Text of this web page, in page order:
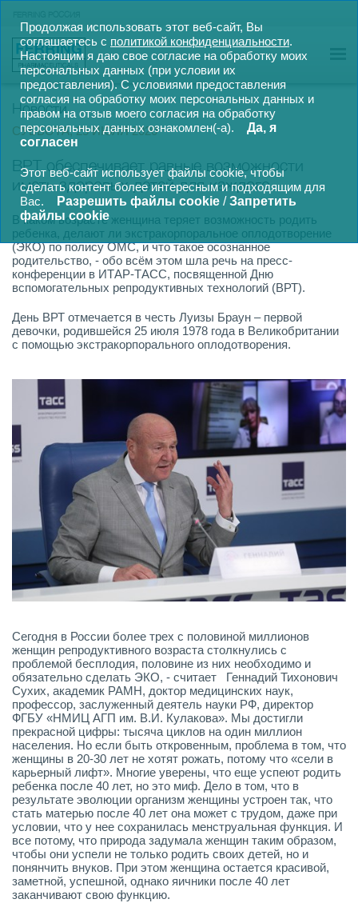
Продолжая использовать этот веб-сайт, Вы
соглашаетесь с политикой конфиденциальности.
Настоящим я даю свое согласие на обработку моих
персональных данных (при условии их
предоставления). С условиями предоставления
согласия на обработку моих персональных данных и
правом на отзыв моего согласия на обработку
персональных данных ознакомлен(-а).
Да, я
согласен
Этот веб-сайт использует файлы cookie, чтобы
сделать контент более интересным и подходящим для
Вас.
Разрешить файлы cookie /Запретить
файлы cookie
Новости
СУББОТА, 25 ИЮЛЯ 2020
ВРТ обеспечивает равные возможности
иметь здоровых детей для каждого
В каком возрасте женщина теряет возможность родить
ребенка, делают ли экстракорпоральное оплодотворение
(ЭКО) по полису ОМС, и что такое осознанное
родительство, - обо всём этом шла речь на пресс-
конференции в ИТАР-ТАСС, посвященной Дню
вспомогательных репродуктивных технологий (ВРТ).
День ВРТ отмечается в честь Луизы Браун – первой
девочки, родившейся 25 июля 1978 года в Великобритании
с помощью экстракорпорального оплодотворения.
Сегодня в России более трех с половиной миллионов
женщин репродуктивного возраста столкнулись с
проблемой бесплодия, половине из них необходимо и
обязательно сделать ЭКО, - считает Геннадий Тихонович
Сухих, академик РАМН, доктор медицинских наук,
профессор, заслуженный деятель науки РФ, директор
ФГБУ «НМИЦ АГП им. В.И. Кулакова». Мы достигли
прекрасной цифры: тысяча циклов на один миллион
населения. Но если быть откровенным, проблема в том, что
женщины в 20-30 лет не хотят рожать, потому что «сели в
карьерный лифт». Многие уверены, что еще успеют родить
ребенка после 40 лет, но это миф. Дело в том, что в
результате эволюции организм женщины устроен так, что
стать матерью после 40 лет она может с трудом, даже при
условии, что у нее сохранилась менструальная функция. И
все потому, что природа задумала женщин таким образом,
чтобы они успели не только родить своих детей, но и
понянчить внуков. При этом женщина остается красивой,
заметной, успешной, однако яичники после 40 лет
заканчивают свою функцию.